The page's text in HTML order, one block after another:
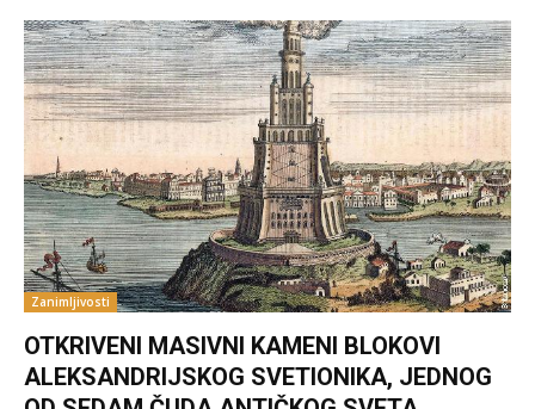
Zanimljivosti
OTKRIVENI MASIVNI KAMENI BLOKOVI
ALEKSANDRIJSKOG SVETIONIKA, JEDNOG